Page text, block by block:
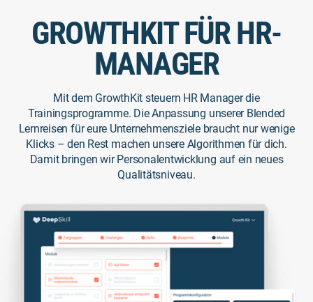
GROWTHKIT FÜR HR-
MANAGER
Mit dem GrowthKit steuern HR Manager die
Trainingsprogramme. Die Anpassung unserer Blended
Lernreisen für eure Unternehmensziele braucht nur wenige
Klicks – den Rest machen unsere Algorithmen für dich.
Damit bringen wir Personalentwicklung auf ein neues
Qualitätsniveau.